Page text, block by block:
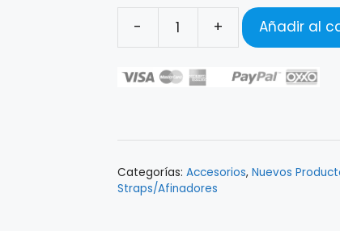
-
OMBRÉ
2"
cantidad
+ Añadir al
Categorías: Accesorios, Nuevos
Straps/Afinadores